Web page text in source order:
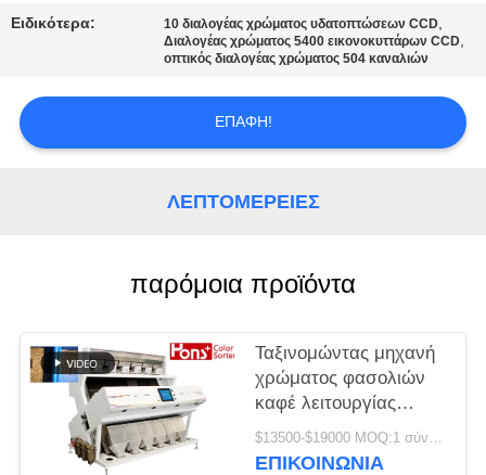
ΑΠΌΣΠΑΣΜΑ
Ειδικότερα: 10 διαλογέας χρώματος υδατοπτώσεων CCD,
Διαλογέας χρώματος 5400 εικονοκυττάρων CCD,
οπτικός διαλογέας χρώματος 504 καναλιών
ΕΠΑΦΉ!
ΛΕΠΤΟΜΈΡΕΙΕΣ
παρόμοια προϊόντα
Ταξινομώντας μηχανή
χρώματος φασολιών
καφέ λειτουργίας
FPGA πολλαπλάσια
$13500-$19000 MOQ:1 σύνολο
ΕΠΙΚΟΙΝΩΝΊΑ